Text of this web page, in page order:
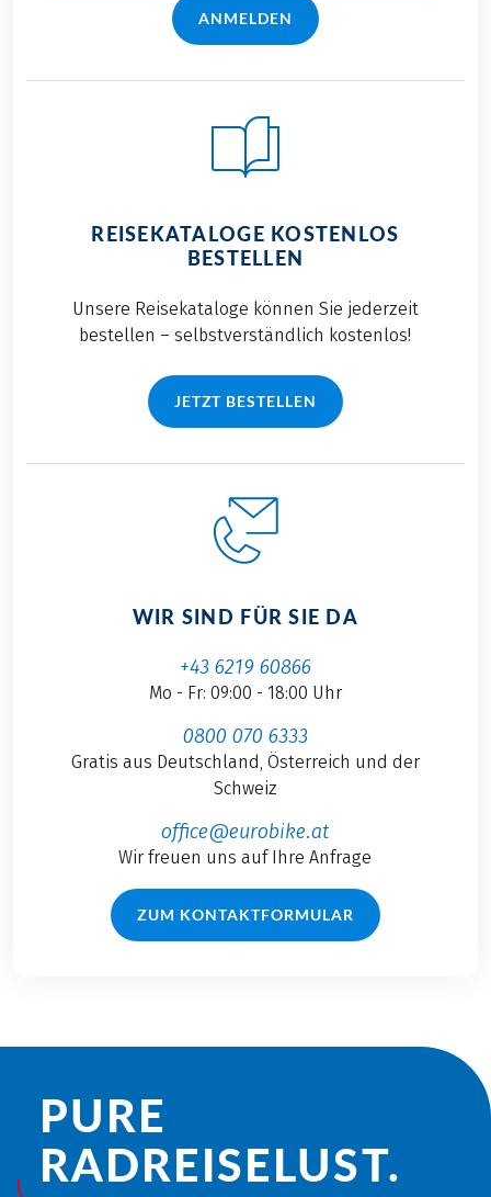
ANMELDEN
REISEKATALOGE KOSTENLOS
BESTELLEN
Unsere Reisekataloge können Sie jederzeit
bestellen – selbstverständlich kostenlos!
JETZT BESTELLEN
WIR SIND FÜR SIE DA
+43 6219 60866
Mo - Fr: 09:00 - 18:00 Uhr
0800 070 6333
Gratis aus Deutschland, Österreich und der
Schweiz
office@eurobike.at
Wir freuen uns auf Ihre Anfrage
ZUM KONTAKTFORMULAR
PURE
RADREISE­LUST.